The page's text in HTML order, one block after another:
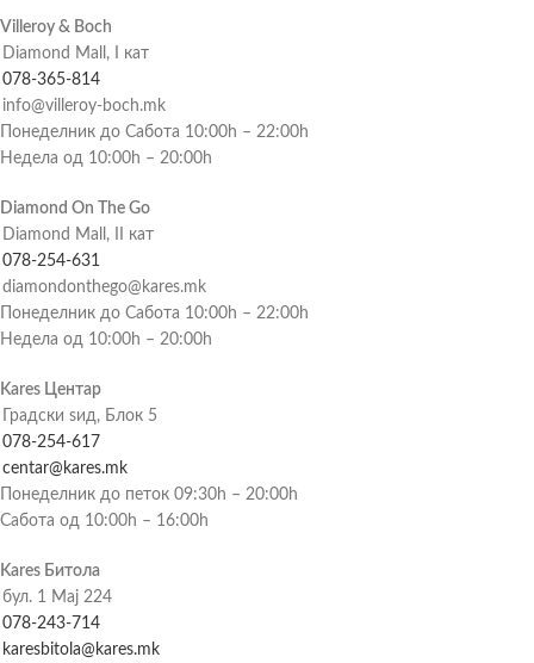
Villeroy & Boch
Diamond Mall, I кат
078-365-814
info@villeroy-boch.mk
Понеделник до Сабота 10:00h – 22:00h
Недела од 10:00h – 20:00h
Diamond On The Go
Diamond Mall, II кат
078-254-631
diamondonthego@kares.mk
Понеделник до Сабота 10:00h – 22:00h
Недела од 10:00h – 20:00h
Kares Центар
Градски ѕид, Блок 5
078-254-617
centar@kares.mk
Понеделник до петок 09:30h – 20:00h
Сабота од 10:00h – 16:00h
Kares Битола
бул. 1 Мај 224
078-243-714
karesbitola@kares.mk